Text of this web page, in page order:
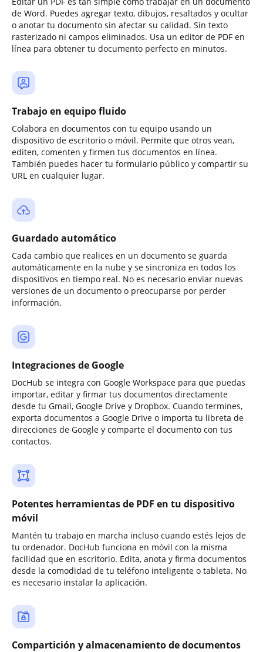
de Word. Puedes agregar texto, dibujos, resaltados y ocultar
o anotar tu documento sin afectar su calidad. Sin texto
rasterizado ni campos eliminados. Usa un editor de PDF en
línea para obtener tu documento perfecto en minutos.
Trabajo en equipo fluido
Colabora en documentos con tu equipo usando un
dispositivo de escritorio o móvil. Permite que otros vean,
editen, comenten y firmen tus documentos en línea.
También puedes hacer tu formulario público y compartir su
URL en cualquier lugar.
Guardado automático
Cada cambio que realices en un documento se guarda
automáticamente en la nube y se sincroniza en todos los
dispositivos en tiempo real. No es necesario enviar nuevas
versiones de un documento o preocuparse por perder
información.
Integraciones de Google
DocHub se integra con Google Workspace para que puedas
importar, editar y firmar tus documentos directamente
desde tu Gmail, Google Drive y Dropbox. Cuando termines,
exporta documentos a Google Drive o importa tu libreta de
direcciones de Google y comparte el documento con tus
contactos.
Potentes herramientas de PDF en tu dispositivo
móvil
Mantén tu trabajo en marcha incluso cuando estés lejos de
tu ordenador. DocHub funciona en móvil con la misma
facilidad que en escritorio. Edita, anota y firma documentos
desde la comodidad de tu teléfono inteligente o tableta. No
es necesario instalar la aplicación.
Compartición y almacenamiento de documentos